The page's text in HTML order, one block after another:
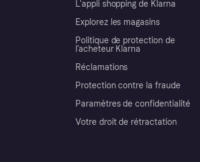
L'appli shopping de Klarna
Explorez les magasins
Politique de protection de
l’acheteur Klarna
Réclamations
Protection contre la fraude
Paramètres de confidentialité
Votre droit de rétractation